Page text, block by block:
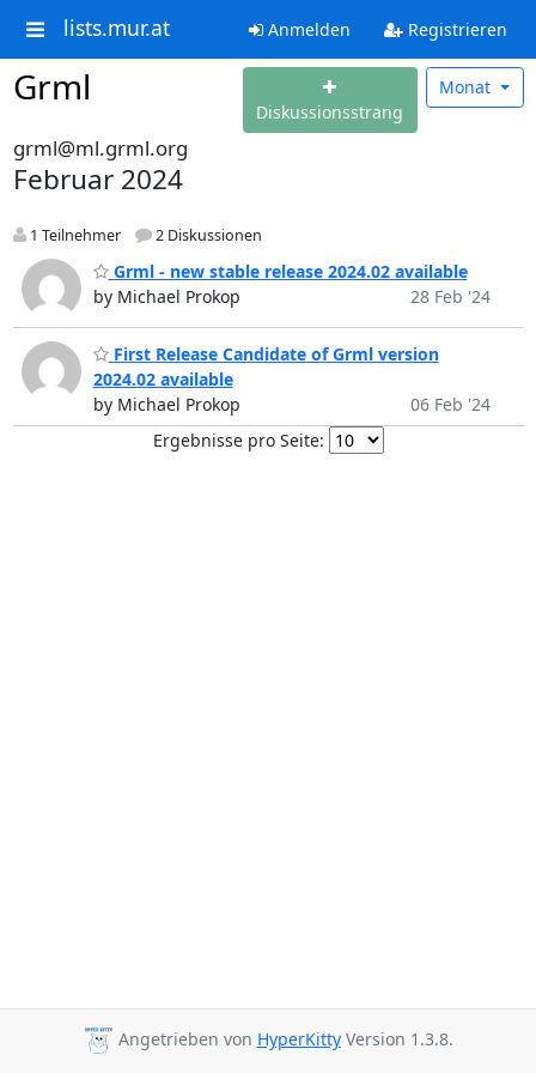
lists.mur.at Anmelden Registrieren
Grml
Diskussionsstrang
Monat
grml@ml.grml.org
Februar 2024
1 Teilnehmer 2 Diskussionen
Grml - new stable release 2024.02 available
by Michael Prokop
28 Feb '24
First Release Candidate of Grml version
2024.02 available
by Michael Prokop
06 Feb '24
Ergebnisse pro Seite:
Angetrieben von HyperKittyVersion 1.3.8.